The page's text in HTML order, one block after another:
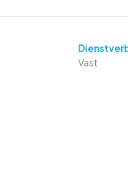
Vast